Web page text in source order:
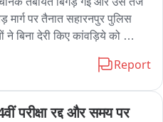
पर तैनात सहारनपुर पुलिस
बिना देरी किए कांवड़िये को
सामान्य हो गई और वह
मुस्तैदी से ड्यूटी निभा रही है।
Report
परीक्षा रद्द और समय पर